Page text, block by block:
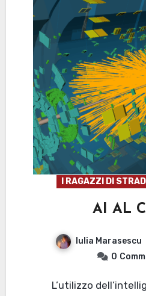
I RAGAZZI DI
AI AL
Iulia Marasescu
0
L’utilizzo dell’intelligenza artificiale